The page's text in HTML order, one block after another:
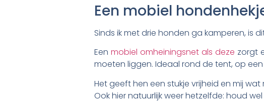
Een mobiel
Sinds ik met drie honden ga kamperen, is
Een mobiel omheiningsnet als deze zorgt
moeten liggen. Ideaal rond de tent, op
Het geeft hen een stukje vrijheid en mij wat
Ook hier natuurlijk weer hetzelfde: houd